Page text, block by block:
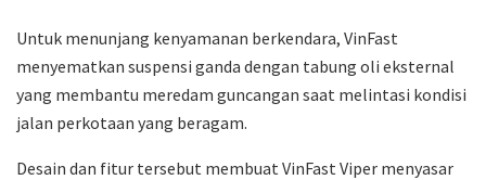
Untuk menunjang kenyamanan berkendara, VinFast
menyematkan suspensi ganda dengan tabung oli eksternal
yang membantu meredam guncangan saat melintasi kondisi
jalan perkotaan yang beragam.
Desain dan fitur tersebut membuat VinFast Viper menyasar